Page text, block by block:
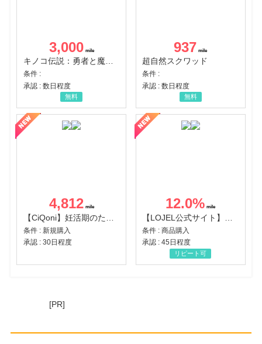
3,000
キノコ伝説：勇者と魔法のランプ
条件 :
承認 : 数日程度
無料
937
超自然スクワッド
条件 :
承認 : 数日程度
無料
4,812
条件 : 新規購入
承認 : 30日程度
12.0%
条件 : 商品購入
承認 : 45日程度
リピート可
[PR]